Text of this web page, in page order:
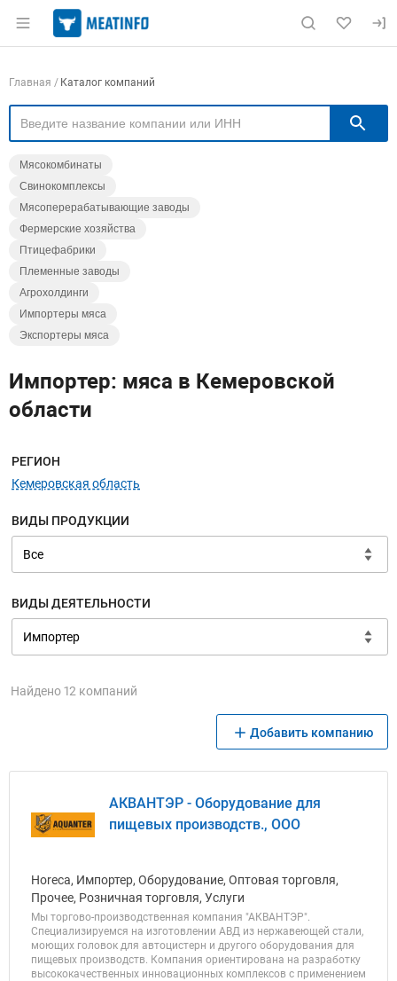
Раздел навигации по сайту meatinfo.ru
Навигация по компаниям
Главная Каталог компаний
Мясокомбинаты
Свинокомплексы
Мясоперерабатывающие заводы
Фермерские хозяйства
Птицефабрики
Племенные заводы
Агрохолдинги
Импортеры мяса
Экспортеры мяса
Импортер: мяса в Кемеровской
области
Меню навигации
РЕГИОН
Кемеровская область
ВИДЫ ПРОДУКЦИИ
ВИДЫ ДЕЯТЕЛЬНОСТИ
Найдено 12 компаний
Добавить компанию
АКВАНТЭР - Оборудование для
пищевых производств., ООО
Horeca, Импортер, Оборудование, Оптовая торговля,
Прочее, Розничная торговля, Услуги
Мы торгово-производственная компания "АКВАНТЭР".
Специализируемся на изготовлении АВД из нержавеющей стали,
моющих головок для автоцистерн и другого оборудования для
пищевых производств. Компания ориентирована на разработку
высококачественных инновационных комплексов с применением